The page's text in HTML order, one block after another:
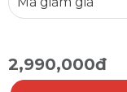
2,990,000đ